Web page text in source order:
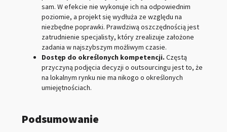
sam. W efekcie nie wykonuje ich na odpowiednim
poziomie, a projekt się wydłuża ze względu na
niezbędne poprawki. Prawdziwą oszczędnością jest
zatrudnienie specjalisty, który zrealizuje założone
zadania w najszybszym możliwym czasie.
Dostęp do określonych kompetencji. Częstą
przyczyną podjęcia decyzji o outsourcingu jest to, że
na lokalnym rynku nie ma nikogo o określonych
umiejętnościach.
Podsumowanie